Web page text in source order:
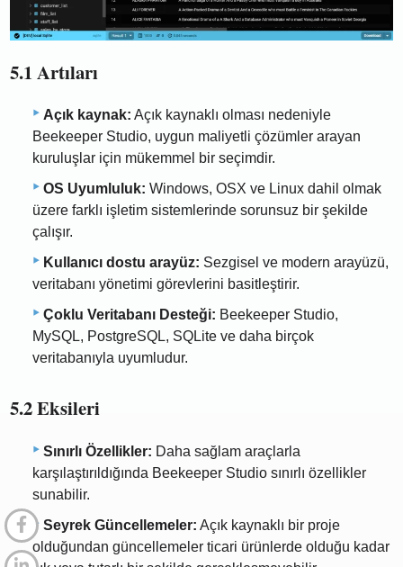
5.1 Artıları
Açık kaynak: Açık kaynaklı olması nedeniyle
Beekeeper Studio, uygun maliyetli çözümler arayan
kuruluşlar için mükemmel bir seçimdir.
OS Uyumluluk: Windows, OSX ve Linux dahil olmak
üzere farklı işletim sistemlerinde sorunsuz bir şekilde
çalışır.
Kullanıcı dostu arayüz: Sezgisel ve modern arayüzü,
veritabanı yönetimi görevlerini basitleştirir.
Çoklu Veritabanı Desteği: Beekeeper Studio,
MySQL, PostgreSQL, SQLite ve daha birçok
veritabanıyla uyumludur.
5.2 Eksileri
Sınırlı Özellikler: Daha sağlam araçlarla
karşılaştırıldığında Beekeeper Studio sınırlı özellikler
sunabilir.
Seyrek Güncellemeler: Açık kaynaklı bir proje
olduğundan güncellemeler ticari ürünlerde olduğu kadar